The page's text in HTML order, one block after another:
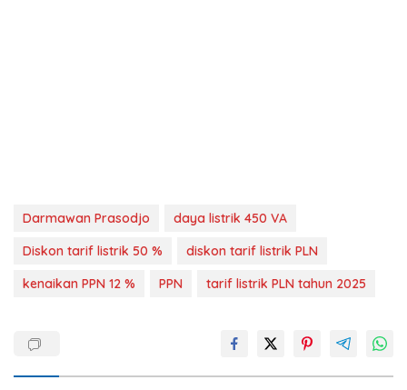
Darmawan Prasodjo
daya listrik 450 VA
Diskon tarif listrik 50 %
diskon tarif listrik PLN
kenaikan PPN 12 %
PPN tarif listrik PLN tahun 2025